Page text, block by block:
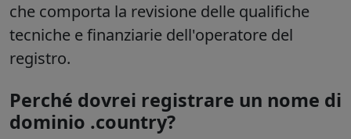
che comporta la revisione delle qualifiche
tecniche e finanziarie dell'operatore del
registro.
Perché dovrei registrare un nome di
dominio .country?